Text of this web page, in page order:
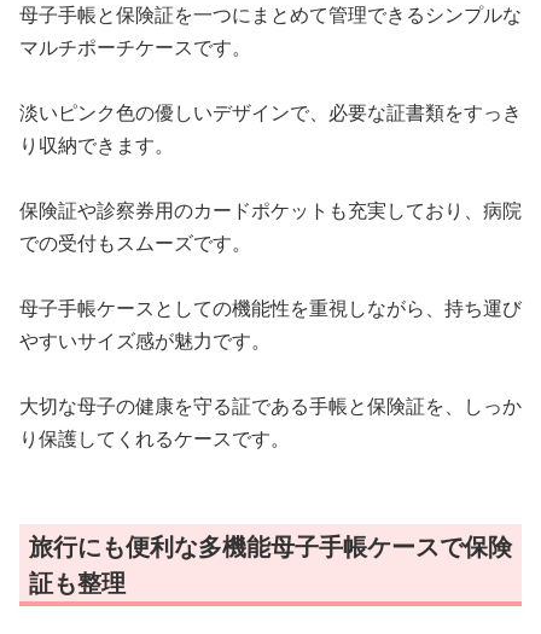
母子手帳と保険証を一つにまとめて管理できるシンプルな
マルチポーチケースです。
淡いピンク色の優しいデザインで、必要な証書類をすっき
り収納できます。
保険証や診察券用のカードポケットも充実しており、病院
での受付もスムーズです。
母子手帳ケースとしての機能性を重視しながら、持ち運び
やすいサイズ感が魅力です。
大切な母子の健康を守る証である手帳と保険証を、しっか
り保護してくれるケースです。
旅行にも便利な多機能母子手帳ケースで保険
証も整理